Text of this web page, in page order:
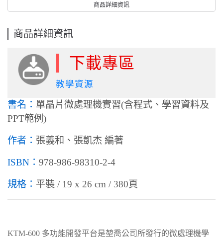
商品詳細資訊
商品詳細資訊
下載專區
教學資源
書名： 單晶片微處理機實習(含程式、學習資料及
PPT範例)
作者： 張義和、張凱杰 編著
ISBN： 978-986-98310-2-4
規格： 平裝 / 19 x 26 cm / 380頁
KTM-600 多功能開發平台是堃喬公司所發行的微處理機學